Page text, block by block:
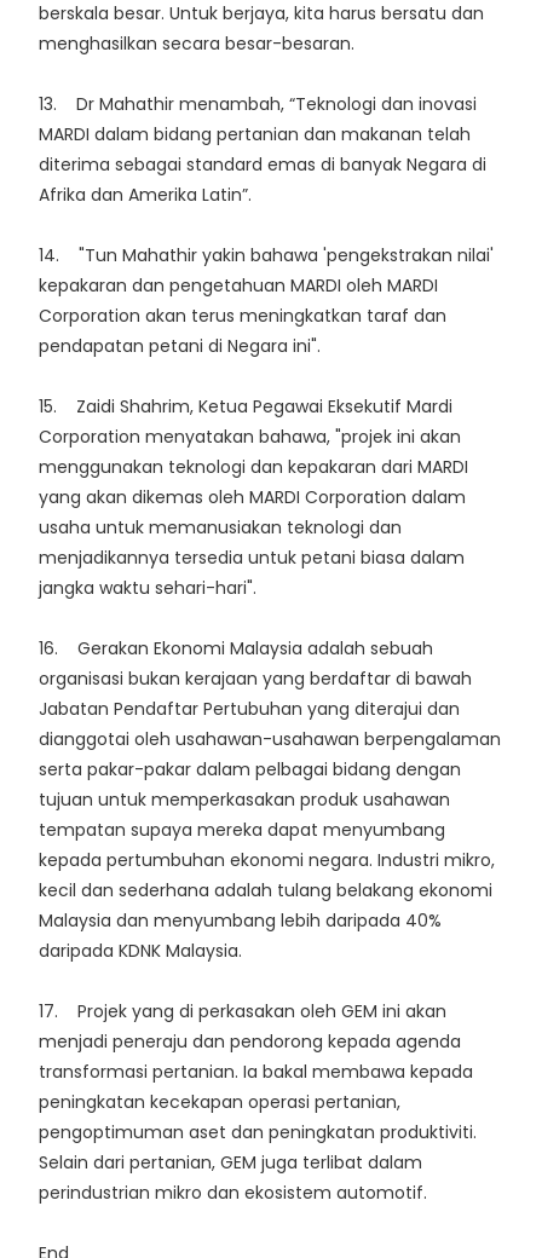
berskala besar. Untuk berjaya, kita harus bersatu dan
menghasilkan secara besar-besaran.
13. Dr Mahathir menambah, “Teknologi dan inovasi
MARDI dalam bidang pertanian dan makanan telah
diterima sebagai standard emas di banyak Negara di
Afrika dan Amerika Latin”.
14. "Tun Mahathir yakin bahawa 'pengekstrakan nilai'
kepakaran dan pengetahuan MARDI oleh MARDI
Corporation akan terus meningkatkan taraf dan
pendapatan petani di Negara ini".
15. Zaidi Shahrim, Ketua Pegawai Eksekutif Mardi
Corporation menyatakan bahawa, "projek ini akan
menggunakan teknologi dan kepakaran dari MARDI
yang akan dikemas oleh MARDI Corporation dalam
usaha untuk memanusiakan teknologi dan
menjadikannya tersedia untuk petani biasa dalam
jangka waktu sehari-hari".
16. Gerakan Ekonomi Malaysia adalah sebuah
organisasi bukan kerajaan yang berdaftar di bawah
Jabatan Pendaftar Pertubuhan yang diterajui dan
dianggotai oleh usahawan-usahawan berpengalaman
serta pakar-pakar dalam pelbagai bidang dengan
tujuan untuk memperkasakan produk usahawan
tempatan supaya mereka dapat menyumbang
kepada pertumbuhan ekonomi negara. Industri mikro,
kecil dan sederhana adalah tulang belakang ekonomi
Malaysia dan menyumbang lebih daripada 40%
daripada KDNK Malaysia.
17. Projek yang di perkasakan oleh GEM ini akan
menjadi peneraju dan pendorong kepada agenda
transformasi pertanian. Ia bakal membawa kepada
peningkatan kecekapan operasi pertanian,
pengoptimuman aset dan peningkatan produktiviti.
Selain dari pertanian, GEM juga terlibat dalam
perindustrian mikro dan ekosistem automotif.